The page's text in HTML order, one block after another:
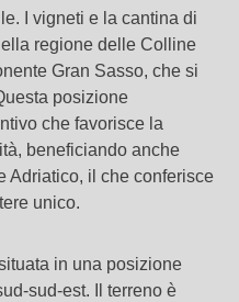
I vigneti e la cantina di
regione delle Colline
Gran Sasso, che si
posizione
che favorisce la
beneficiando anche
Adriatico, il che conferisce
unico.
in una posizione
sud-est. Il terreno è